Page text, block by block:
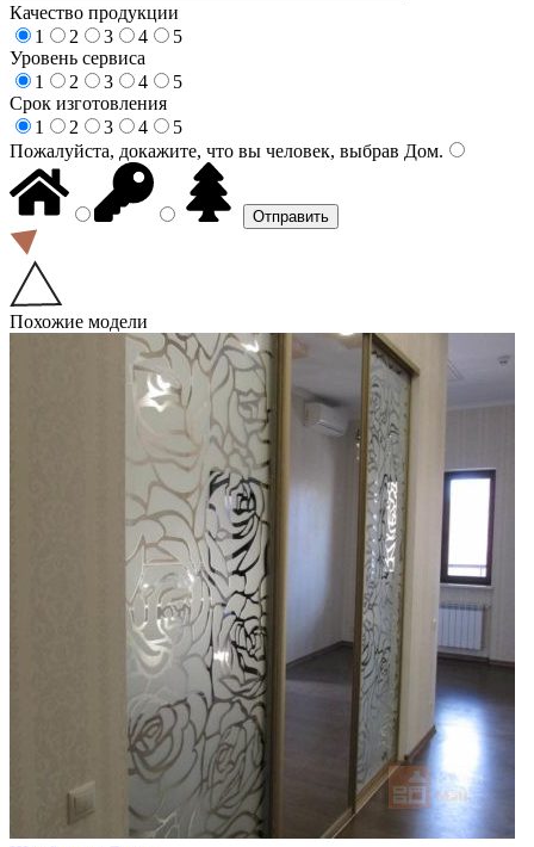
Качество продукции
1
2 3 4
5
Уровень сервиса
1
2 3 4
5
Срок изготовления
1
2 3 4
5
Пожалуйста, докажите, что вы человек, выбрав Дом.
Похожие модели